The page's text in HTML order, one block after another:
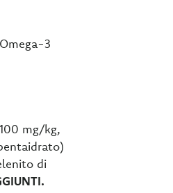
3
mg/kg,
di